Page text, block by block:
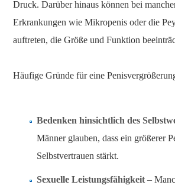
Druck. Darüber hinaus können bei
Erkrankungen wie Mikropenis oder die
auftreten, die Größe und Funktion
Häufige Gründe für eine
Bedenken hinsichtlich des
Männer glauben, dass ein größerer
Selbstvertrauen stärkt.
Sexuelle Leistungsfähigkeit –